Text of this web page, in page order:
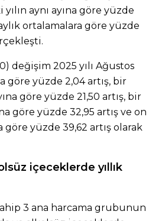
yılın aynı ayına göre yüzde
ortalamalara göre yüzde
değişim 2025 yılı Ağustos
göre yüzde 2,04 artış, bir
göre yüzde 21,50 artış, bir
göre yüzde 32,95 artış ve on
göre yüzde 39,62 artış olarak
içeceklerde yıllık
3 ana harcama grubunun